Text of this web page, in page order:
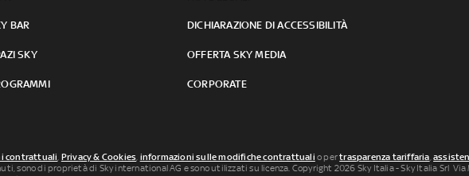
BAR
SKY
DICHIARAZIONE DI ACCESSIBILITÀ
OFFERTA SKY MEDIA
CORPORATE
contrattuali, Privacy & Cookies, informazioni sulle modifiche contrattuali o pertrasparenza tariffaria,
sono di proprietà di Sky international AG e sono utilizzati su licenza. Copyright 2026 Sky Italia - Sky Italia Srl Via